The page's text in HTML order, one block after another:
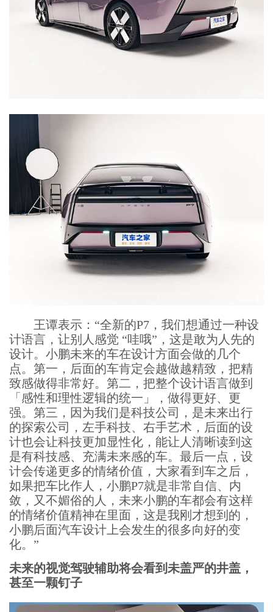
王谭表示：“全新的P7，我们想通过一种设
计语言，让别人感觉 “哇哦”，这是敢为人先的
设计。小鹏未来的车在设计方面会做的几个
点。第一，后面的车肯定会越做越精致，把精
致感做得非常好。第二，把整个设计语言做到
「感性和理性逻辑的统一」，做得更好、更
强。第三，因为我们是科技公司，是未来出行
的探索公司，左手科技、右手艺术，后面的设
计也会让科技更加显性化，能让人清晰读到这
是有科技感、充满未来感的车。最后一点，设
计会传递更多的情绪价值，大家看到车之后，
如果把车比作人，小鹏P7就是非常自信、内
敛，又不媚俗的人，未来小鹏的车都会有这样
的情绪价值精神在里面，这是我刚才想到的，
小鹏后面汽车设计上会发生的很多向好的变
化。”
未来的视觉驾驶辅助将会看到未盖严的井盖，
甚至一颗钉子